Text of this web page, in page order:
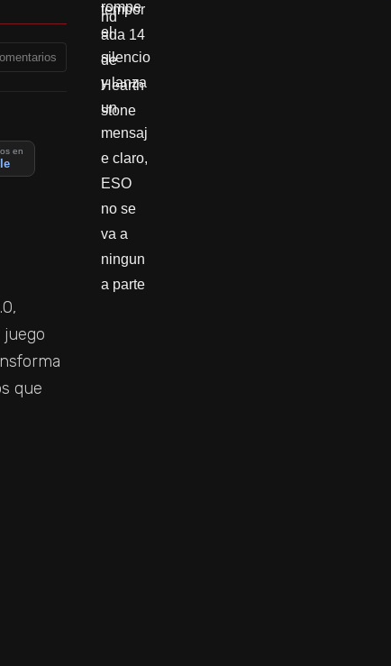
en
juego
que